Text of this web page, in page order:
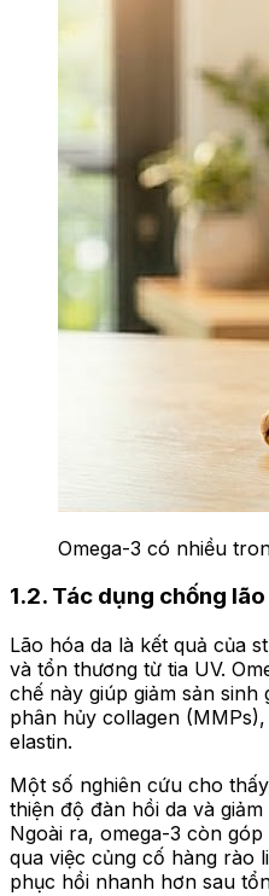
Omega-3 có nhiều
1.2. Tác dụng chống
Lão hóa da là kết quả của
và tổn thương từ tia UV.
chế này giúp giảm sản
phân hủy collagen
elastin.
Một số nghiên cứu cho
thiện độ đàn hồi da và
Ngoài ra, omega-3 còn
qua việc củng cố hàng rào
phục hồi nhanh hơn sau